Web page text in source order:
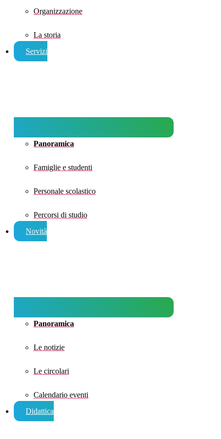
Organizzazione
La storia
Servizi
Panoramica
Famiglie e studenti
Personale scolastico
Percorsi di studio
Novità
Panoramica
Le notizie
Le circolari
Calendario eventi
Didattica